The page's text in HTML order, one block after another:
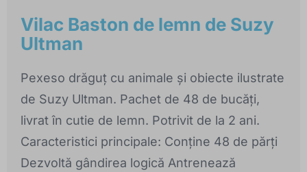
Vilac Baston de lemn de Suzy
Ultman
Pexeso drăguț cu animale și obiecte ilustrate
de Suzy Ultman. Pachet de 48 de bucăți,
livrat în cutie de lemn. Potrivit de la 2 ani.
Caracteristici principale: Conține 48 de părți
Dezvoltă gândirea logică Antrenează